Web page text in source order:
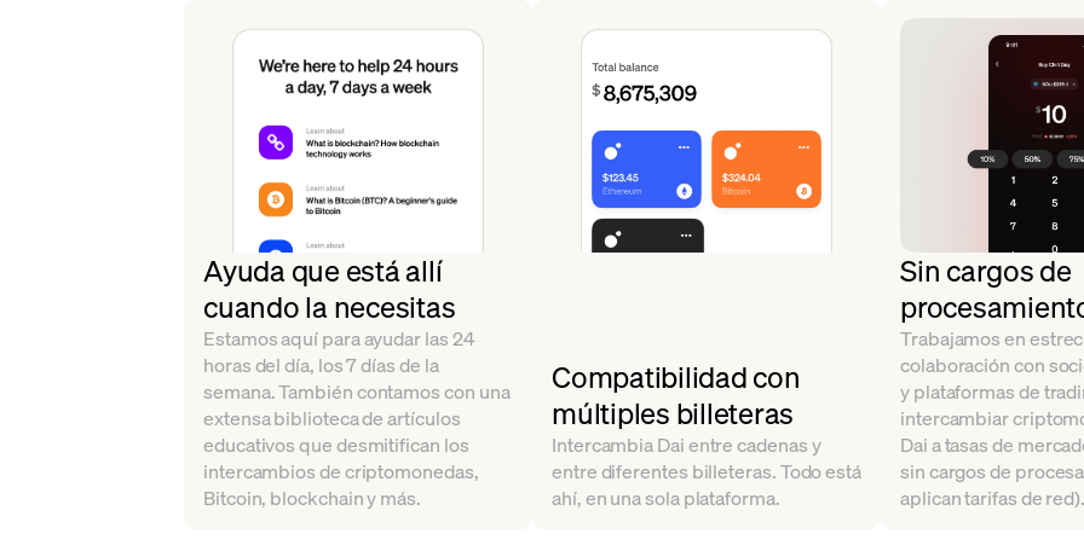
Ayuda que está allí
cuando la necesitas
Estamos aquí para ayudar las 24
horas del día, los 7 días de la
semana. También contamos con una
extensa biblioteca de artículos
educativos que desmitifican los
intercambios de criptomonedas,
Bitcoin, blockchain y más.
Compatibilidad con
múltiples billeteras
Intercambia Dai entre cadenas y
entre diferentes billeteras. Todo está
ahí, en una sola plataforma.
Sin cargos de
Trabajamos en
colaboración con
y plataformas de
intercambiar
Dai a tasas de
sin cargos de
aplican tarifas de